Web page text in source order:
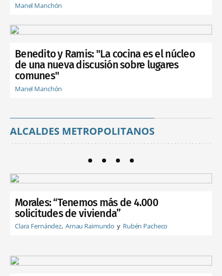
Manel Manchón
Benedito y Ramis: "La cocina es el núcleo
de una nueva discusión sobre lugares
comunes"
Manel Manchón
ALCALDES METROPOLITANOS
Morales: “Tenemos más de 4.000
solicitudes de vivienda”
Clara Fernández Arnau Raimundo Rubén Pacheco